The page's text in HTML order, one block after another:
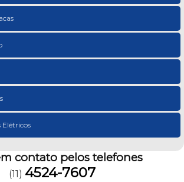
Elétricos
contato pelos telefones
(11) 4524-7607